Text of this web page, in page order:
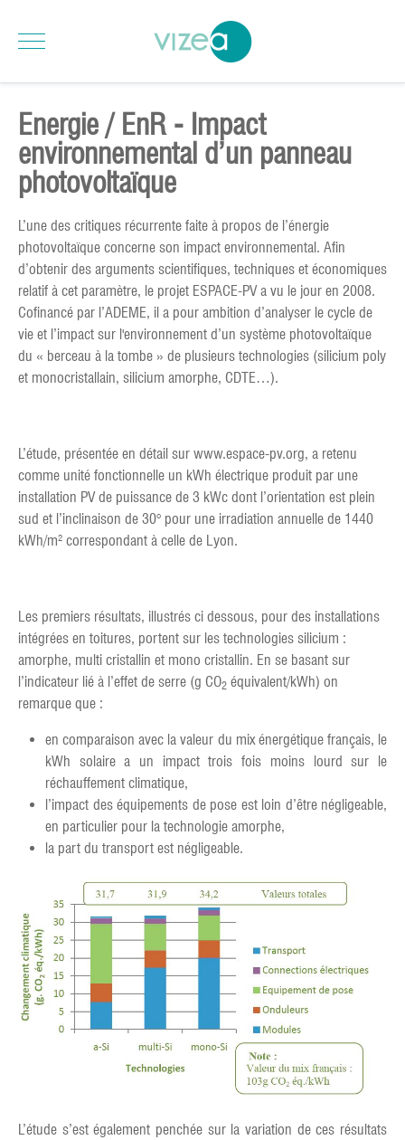
Energie / EnR - Impact
environnemental d’un panneau
photovoltaïque
L’une des critiques récurrente faite à propos de l’énergie
photovoltaïque concerne son impact environnemental. Afin
d’obtenir des arguments scientifiques, techniques et économiques
relatif à cet paramètre, le projet ESPACE-PV a vu le jour en 2008.
Cofinancé par l’ADEME, il a pour ambition d’analyser le cycle de
vie et l’impact sur l'environnement d’un système photovoltaïque
du « berceau à la tombe » de plusieurs technologies (silicium poly
et monocristallain, silicium amorphe, CDTE…).
L’étude, présentée en détail sur www.espace-pv.org, a retenu
comme unité fonctionnelle un kWh électrique produit par une
installation PV de puissance de 3 kWc dont l’orientation est plein
sud et l’inclinaison de 30° pour une irradiation annuelle de 1440
kWh/m² correspondant à celle de Lyon.
Les premiers résultats, illustrés ci dessous, pour des installations
intégrées en toitures, portent sur les technologies silicium :
amorphe, multi cristallin et mono cristallin. En se basant sur
l’indicateur lié à l’effet de serre (g CO2 équivalent/kWh) on
remarque que :
en comparaison avec la valeur du mix énergétique français, le
kWh solaire a un impact trois fois moins lourd sur le
réchauffement climatique,
l’impact des équipements de pose est loin d’être négligeable,
en particulier pour la technologie amorphe,
la part du transport est négligeable.
L’étude s’est également penchée sur la variation de ces résultats